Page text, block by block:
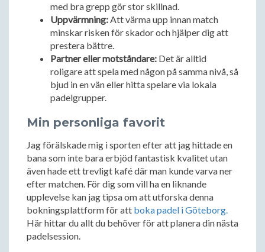
med bra grepp gör stor skillnad.
Uppvärmning:Att värma upp innan match
minskar risken för skador och hjälper dig att
prestera bättre.
Partner eller motståndare: Det är alltid
roligare att spela med någon på samma nivå, så
bjud in en vän eller hitta spelare via lokala
padelgrupper.
Min personliga favorit
Jag förälskade mig i sporten efter att jag hittade en
bana som inte bara erbjöd fantastisk kvalitet utan
även hade ett trevligt kafé där man kunde varva ner
efter matchen. För dig som vill ha en liknande
upplevelse kan jag tipsa om att utforska denna
bokningsplattform för att boka padel i Göteborg.
Här hittar du allt du behöver för att planera din nästa
padelsession.